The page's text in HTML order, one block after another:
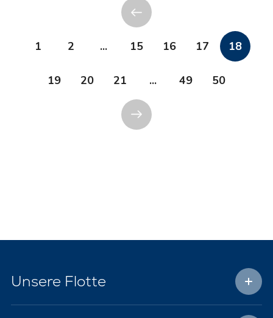
1 2 ... 15 16 17 18
19 20 21 ... 49 50
Unsere Flotte